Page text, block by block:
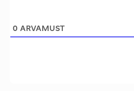
0 ARVAMUST